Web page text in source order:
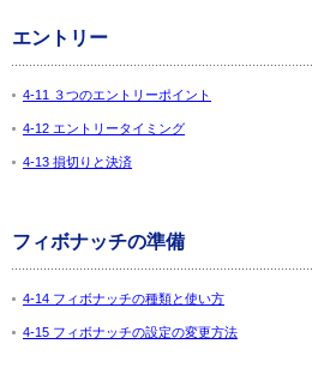
エントリー
4-11 ３つのエントリーポイント
4-12 エントリータイミング
4-13 損切りと決済
フィボナッチの準備
4-14 フィボナッチの種類と使い方
4-15 フィボナッチの設定の変更方法